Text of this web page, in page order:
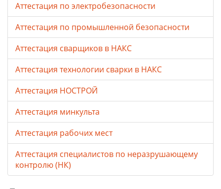
Аттестация по электробезопасности
Аттестация по промышленной безопасности
Аттестация сварщиков в НАКС
Аттестация технологии сварки в НАКС
Аттестация НОСТРОЙ
Аттестация минкульта
Аттестация рабочих мест
Аттестация специалистов по неразрушающему
контролю (НК)